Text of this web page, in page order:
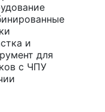
и
для
с ЧПУ